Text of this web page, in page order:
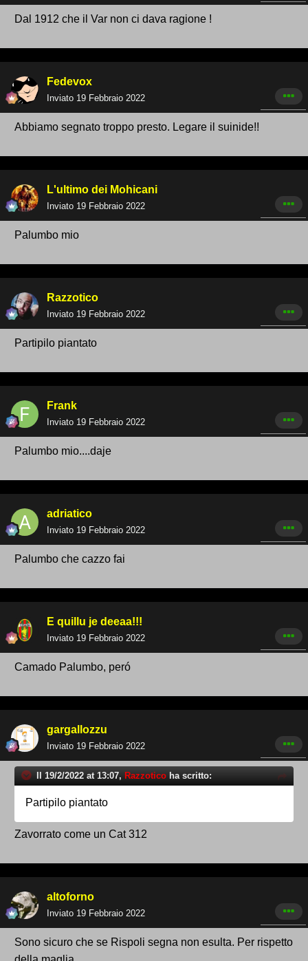
Dal 1912 che il Var non ci dava ragione !
Fedevox
Inviato 19 Febbraio 2022
Abbiamo segnato troppo presto. Legare il suinide!!
L'ultimo dei Mohicani
Inviato 19 Febbraio 2022
Palumbo mio
Razzotico
Inviato 19 Febbraio 2022
Partipilo piantato
Frank
Inviato 19 Febbraio 2022
Palumbo mio....daje
adriatico
Inviato 19 Febbraio 2022
Palumbo che cazzo fai
E quillu je deeaa!!!
Inviato 19 Febbraio 2022
Camado Palumbo, peró
gargallozzu
Inviato 19 Febbraio 2022
Il 19/2/2022 at 13:07, Razzotico ha scritto:
Partipilo piantato
Zavorrato come un Cat 312
altoforno
Inviato 19 Febbraio 2022
Sono sicuro che se Rispoli segna non esulta. Per rispetto